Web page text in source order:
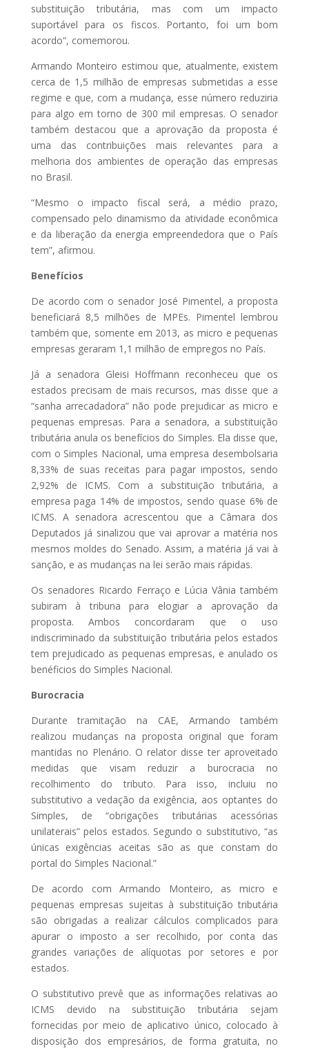
substituição tributária, mas com um impacto
suportável para os fiscos. Portanto, foi um bom
acordo”, comemorou.
Armando Monteiro estimou que, atualmente, existem
cerca de 1,5 milhão de empresas submetidas a esse
regime e que, com a mudança, esse número reduziria
para algo em torno de 300 mil empresas. O senador
também destacou que a aprovação da proposta é
uma das contribuições mais relevantes para a
melhoria dos ambientes de operação das empresas
no Brasil.
“Mesmo o impacto fiscal será, a médio prazo,
compensado pelo dinamismo da atividade econômica
e da liberação da energia empreendedora que o País
tem”, afirmou.
Benefícios
De acordo com o senador José Pimentel, a proposta
beneficiará 8,5 milhões de MPEs. Pimentel lembrou
também que, somente em 2013, as micro e pequenas
empresas geraram 1,1 milhão de empregos no País.
Já a senadora Gleisi Hoffmann reconheceu que os
estados precisam de mais recursos, mas disse que a
“sanha arrecadadora” não pode prejudicar as micro e
pequenas empresas. Para a senadora, a substituição
tributária anula os benefícios do Simples. Ela disse que,
com o Simples Nacional, uma empresa desembolsaria
8,33% de suas receitas para pagar impostos, sendo
2,92% de ICMS. Com a substituição tributária, a
empresa paga 14% de impostos, sendo quase 6% de
ICMS. A senadora acrescentou que a Câmara dos
Deputados já sinalizou que vai aprovar a matéria nos
mesmos moldes do Senado. Assim, a matéria já vai à
sanção, e as mudanças na lei serão mais rápidas.
Os senadores Ricardo Ferraço e Lúcia Vânia também
subiram à tribuna para elogiar a aprovação da
proposta. Ambos concordaram que o uso
indiscriminado da substituição tributária pelos estados
tem prejudicado as pequenas empresas, e anulado os
benéficios do Simples Nacional.
Burocracia
Durante tramitação na CAE, Armando também
realizou mudanças na proposta original que foram
mantidas no Plenário. O relator disse ter aproveitado
medidas que visam reduzir a burocracia no
recolhimento do tributo. Para isso, incluiu no
substitutivo a vedação da exigência, aos optantes do
Simples, de “obrigações tributárias acessórias
unilaterais” pelos estados. Segundo o substitutivo, “as
únicas exigências aceitas são as que constam do
portal do Simples Nacional.”
De acordo com Armando Monteiro, as micro e
pequenas empresas sujeitas à substituição tributária
são obrigadas a realizar cálculos complicados para
apurar o imposto a ser recolhido, por conta das
grandes variações de alíquotas por setores e por
estados.
O substitutivo prevê que as informações relativas ao
ICMS devido na substituição tributária sejam
fornecidas por meio de aplicativo único, colocado à
disposição dos empresários, de forma gratuita, no